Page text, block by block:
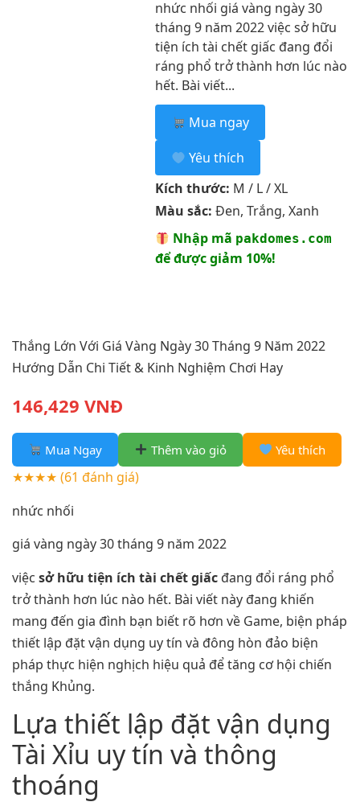
nhức nhối giá vàng ngày 30
tháng 9 năm 2022 việc sở hữu
tiện ích tài chết giấc đang đổi
ráng phổ trở thành hơn lúc nào
hết. Bài viết...
Mua ngay
Yêu thích
Kích thước: M / L / XL
Màu sắc: Đen, Trắng, Xanh
Nhập mã pakdomes.com
để được giảm 10%!
Thắng Lớn Với Giá Vàng Ngày 30 Tháng 9 Năm 2022
Hướng Dẫn Chi Tiết & Kinh Nghiệm Chơi Hay
146,429 VNĐ
Mua Ngay Thêm vào giỏ Yêu thích
★★★★ (61 đánh giá)
nhức nhối
giá vàng ngày 30 tháng 9 năm 2022
việc sở hữu tiện ích tài chết giấc đang đổi ráng phổ
trở thành hơn lúc nào hết. Bài viết này đang khiến
mang đến gia đình bạn biết rõ hơn về Game, biện pháp
thiết lập đặt vận dụng uy tín và đông hòn đảo biện
pháp thực hiện nghịch hiệu quả để tăng cơ hội chiến
thắng Khủng.
Lựa thiết lập đặt vận dụng
Tài Xỉu uy tín và thông
thoáng